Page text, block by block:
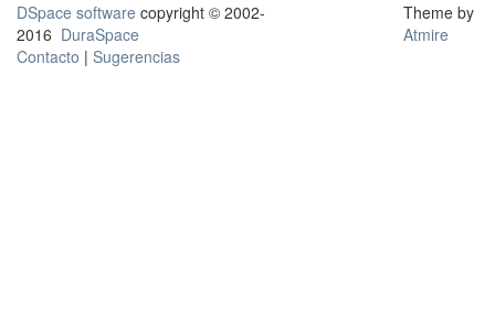
DSpace software copyright © 2002-
2016 DuraSpace
Contacto | Sugerencias
Theme by
Atmire